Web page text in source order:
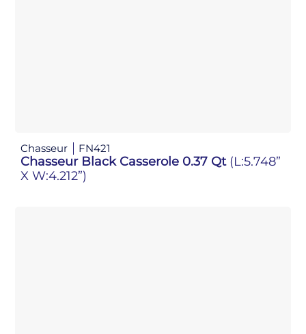
Chasseur FN421
Chasseur Black Casserole 0.37 Qt (L:5.748”
X W:4.212”)